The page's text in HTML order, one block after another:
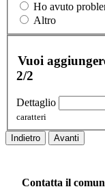
Ho avuto
Altro
Vuoi
2/2
Dettaglio
caratteri
Indietro Avanti
Contatta il